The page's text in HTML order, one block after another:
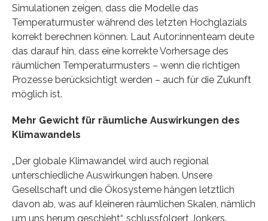
Simulationen zeigen, dass die Modelle das
Temperaturmuster während des letzten Hochglazials
korrekt berechnen können. Laut Autor:innenteam deute
das darauf hin, dass eine korrekte Vorhersage des
räumlichen Temperaturmusters – wenn die richtigen
Prozesse berücksichtigt werden – auch für die Zukunft
möglich ist.
Mehr Gewicht für räumliche Auswirkungen des
Klimawandels
„Der globale Klimawandel wird auch regional
unterschiedliche Auswirkungen haben. Unsere
Gesellschaft und die Ökosysteme hängen letztlich
davon ab, was auf kleineren räumlichen Skalen, nämlich
um uns herum geschieht“, schlussfolgert Jonkers.